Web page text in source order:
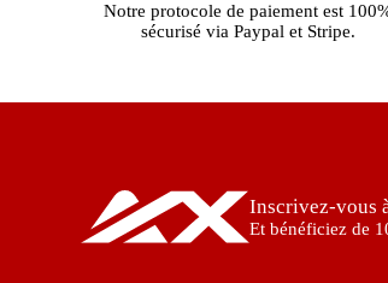
Notre protocole de paiement est
sécurisé via Paypal et Stripe.
Inscrivez-vous
Et bénéficiez de